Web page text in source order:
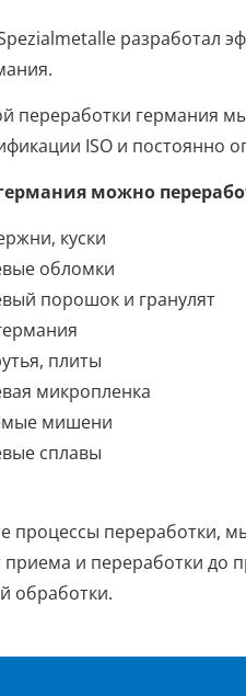
разработал
переработки германия
ISO и постоянно
можно
куски
обломки
порошок и гранулят
плиты
микропленка
мишени
сплавы
процессы переработки,
приема и переработки до
обработки.